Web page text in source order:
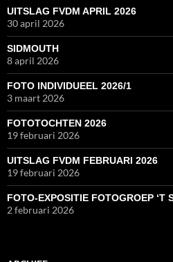
UITSLAG FVDM APRIL 2026
30 april 2026
SIDMOUTH
8 april 2026
FOTO INDIVIDUEEL 2026/1
3 maart 2026
FOTOTOCHTEN 2026
19 februari 2026
UITSLAG FVDM FEBRUARI 2026
19 februari 2026
FOTO-EXPOSITIE FOTOGROEP ‘T
2 februari 2026